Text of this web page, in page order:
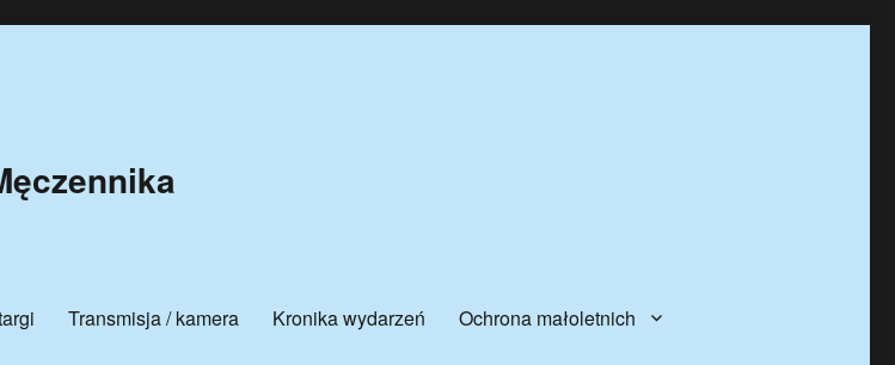
Transmisja / kamera Kronika wydarzeń Ochrona małoletnich